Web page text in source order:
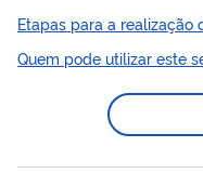
Pré-escola (4 a 5 anos e
médio, oferecida pela
Departamento de
do processo seletivo
Etapas para a realização
Quem pode utilizar este